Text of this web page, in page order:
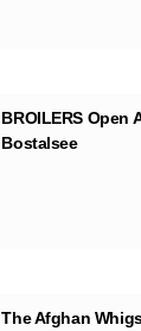
BROILERS Open
Bostalsee
The Afghan